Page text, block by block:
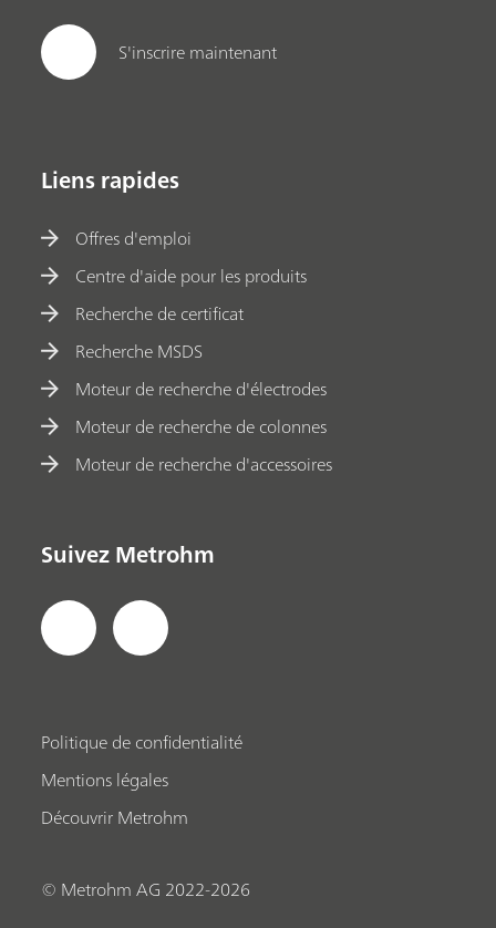
S'inscrire maintenant
Liens rapides
Offres d'emploi
Centre d'aide pour les produits
Recherche de certificat
Recherche MSDS
Moteur de recherche d'électrodes
Moteur de recherche de colonnes
Moteur de recherche d'accessoires
Suivez Metrohm
Politique de confidentialité
Mentions légales
Découvrir Metrohm
© Metrohm AG 2022-2026